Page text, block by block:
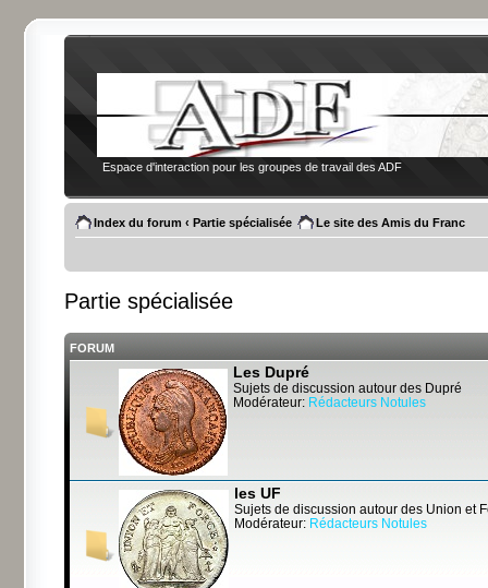
Espace d'interaction pour les groupes de travail des ADF
Index du forum ‹ Partie spécialisée Le site des Amis du Franc
Partie spécialisée
FORUM
Les Dupré
Sujets de discussion autour des Dupré
Modérateur: Rédacteurs Notules
les UF
Sujets de discussion autour des Union et
Modérateur: Rédacteurs Notules